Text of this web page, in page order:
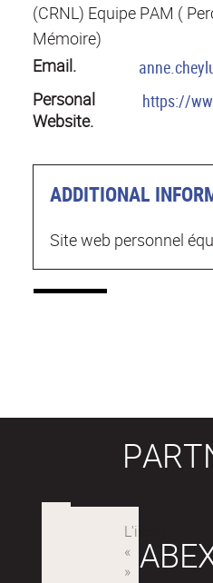
(CRNL) Equipe PAM (
Mémoire)
Email.
Personal
Website.
https://
ADDITIONAL
Site web personnel